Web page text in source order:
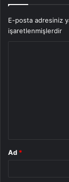
E-posta adresiniz
işaretlenmişlerdir
Ad *